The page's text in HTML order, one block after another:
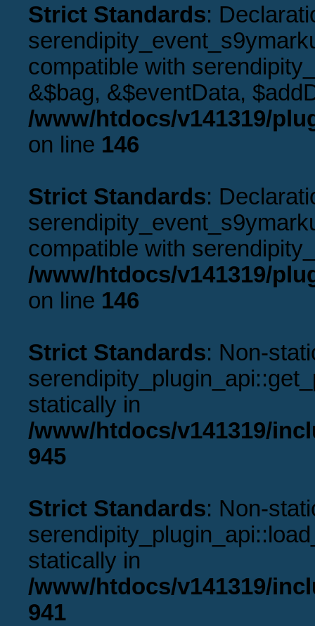
Strict Standards:
compatible with
&$bag, &$eventData,
/www/htdocs/v141319/
on line 146
Strict Standards:
compatible with
/www/htdocs/v141319/
on line 146
Strict Standards: Non-
statically in
/www/htdocs/v141319/
945
Strict Standards: Non-
statically in
/www/htdocs/v141319/
941